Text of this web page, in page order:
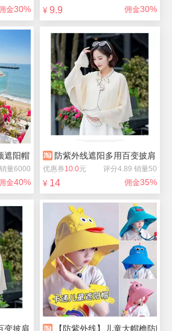
金30% ¥ 9.9 佣金30%
遮阳帽
量6000
金40%
防紫外线遮阳多用百变披肩
优惠券10.0元 评分4.89 销量50
¥ 14 佣金35%
变披肩 【防紫外线】儿童大帽檐防晒帽